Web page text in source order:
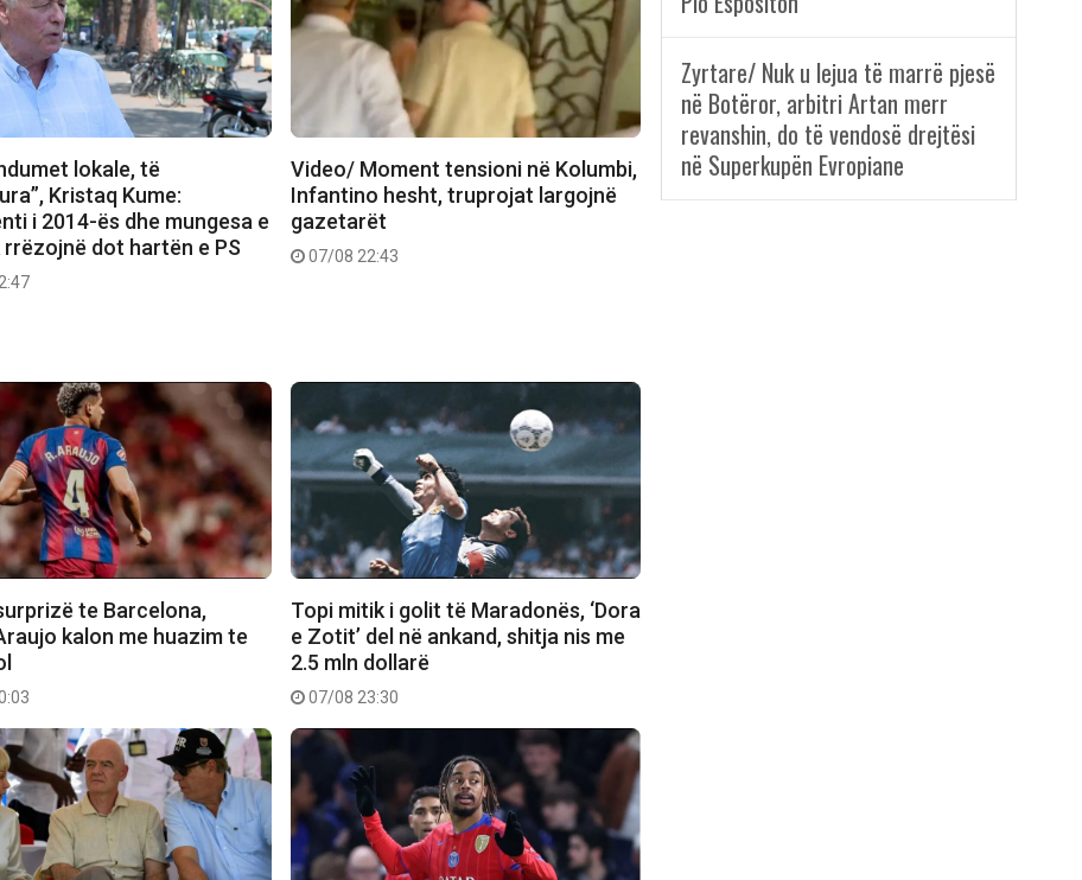
lokale, të
Kristaq Kume:
i 2014-ës dhe mungesa e
rrëzojnë dot hartën e PS
Video/ Moment tensioni në Kolumbi,
Infantino hesht, truprojat largojnë
gazetarët
07/08 22:43
te Barcelona,
kalon me huazim te
Topi mitik i golit të Maradonës, ‘Dora
e Zotit’ del në ankand, shitja nis me
2.5 mln dollarë
07/08 23:30
Zyrtare/ Nuk u lejua të marrë pjesë
në Botëror, arbitri Artan merr
revanshin, do të vendosë drejtësi
në Superkupën Evropiane